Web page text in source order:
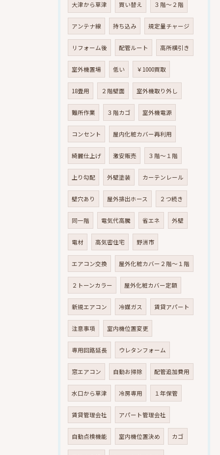
大津から草津 買い替え ３階～２階
アンテナ線 持ち込み 規定量チャージ
リフォーム後 配管ルート 高所横引き
室外機置場 低い ￥1000買取
18畳用 ２階壁面 室外機取り外し
難所作業 ３階カゴ 室外機電源
コンセント 屋内化粧カバー再利用
綺麗仕上げ 激安販売 ３階～１階
上り勾配 外壁塗装 カーテンレール
壁穴あり 屋外排出ホース ２つ続き
同一階 電気代高騰 省エネ 外壁
電材 高気密住宅 野洲市
エアコン交換 屋外化粧カバー２階～１階
２トーンカラー 屋外化粧カバー定額
新規エアコン 冷媒ガス 賃貸アパート
注意事項 室内機位置変更
専用回路延長 ウレタンフォーム
窓エアコン 自動お掃除 配管追加費用
水口から草津 冷房専用 １年保管
賃貸管理会社 アパート管理会社
自動点検機能 室内機位置決め カゴ